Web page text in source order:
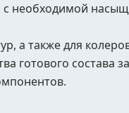
с необходимой
а также для
готового состава